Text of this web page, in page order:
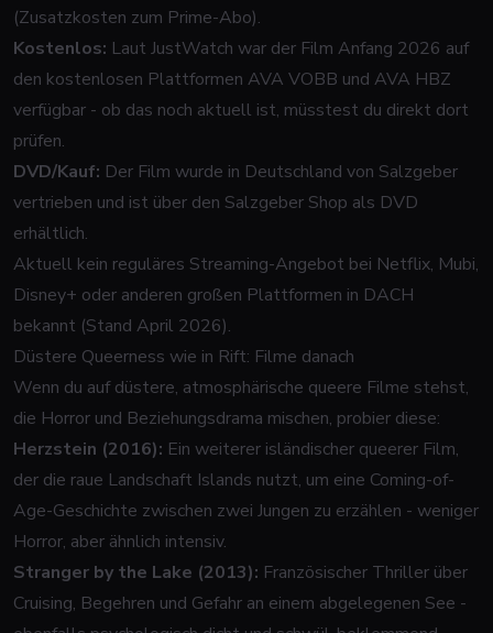
(Zusatzkosten zum Prime-Abo).
Kostenlos: Laut JustWatch war der Film Anfang 2026 auf
den kostenlosen Plattformen AVA VOBB und AVA HBZ
verfügbar - ob das noch aktuell ist, müsstest du direkt dort
prüfen.
DVD/Kauf: Der Film wurde in Deutschland von Salzgeber
vertrieben und ist über den Salzgeber Shop als DVD
erhältlich.
Aktuell kein reguläres Streaming-Angebot bei Netflix, Mubi,
Disney+ oder anderen großen Plattformen in DACH
bekannt (Stand April 2026).
Düstere Queerness wie in Rift: Filme danach
Wenn du auf düstere, atmosphärische queere Filme stehst,
die Horror und Beziehungsdrama mischen, probier diese:
Herzstein (2016): Ein weiterer isländischer queerer Film,
der die raue Landschaft Islands nutzt, um eine Coming-of-
Age-Geschichte zwischen zwei Jungen zu erzählen - weniger
Horror, aber ähnlich intensiv.
Stranger by the Lake (2013): Französischer Thriller über
Cruising, Begehren und Gefahr an einem abgelegenen See -